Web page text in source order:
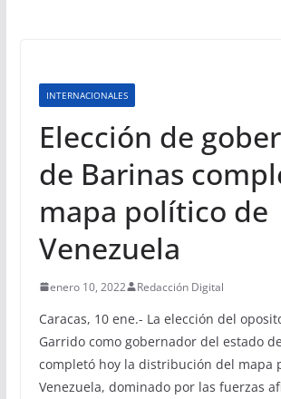
INTERNACIONALES
Elección de
de Barinas
mapa político de
Venezuela
enero 10, 2022 Redacción Digital
Caracas, 10 ene.- La elección del
Garrido como gobernador del estado
completó hoy la distribución del mapa
Venezuela, dominado por las fuerzas